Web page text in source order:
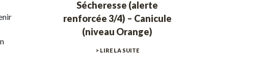
Sécheresse (alerte
renforcée 3/4) – Canicule
(niveau Orange)
> LIRE LA SUITE